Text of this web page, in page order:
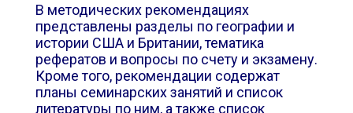
В методических рекомендациях
представлены разделы по географии и
истории США и Британии, тематика
рефератов и вопросы по счету и экзамену.
Кроме того, рекомендации содержат
планы семинарских занятий и список
литературы по ним, а также список